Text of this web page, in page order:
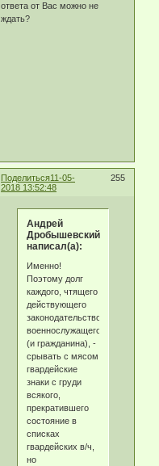
ответа от Вас можно не
ждать?
Поделиться 255
11-05-
2018 13:52:48
Андрей
Дробышевский
написал(а):
Именно!
Поэтому долг
каждого, чтящего
действующего
законодательство,
военнослужащего
(и гражданина), -
срывать с мясом
гвардейские
знаки с груди
всякого,
прекратившего
состояние в
списках
гвардейских в/ч,
но